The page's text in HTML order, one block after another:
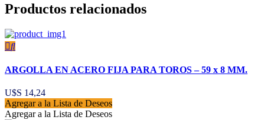
Productos relacionados
ARGOLLA EN ACERO FIJA PARA TOROS – 59 x 8 MM.
U$S 14,24
Agregar a la Lista de Deseos
Agregar a la Lista de Deseos